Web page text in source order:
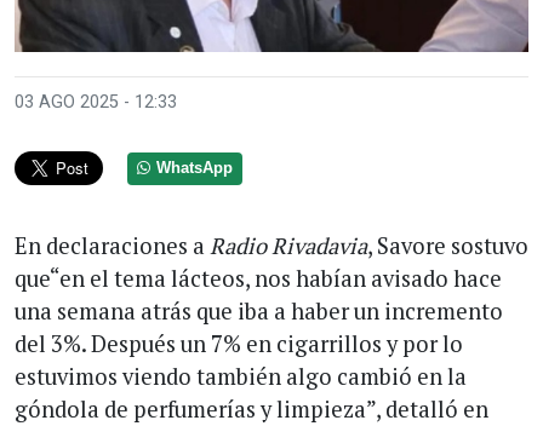
03 AGO 2025 - 12:33
WhatsApp
En declaraciones a Radio Rivadavia, Savore sostuvo
que“en el tema lácteos, nos habían avisado hace
una semana atrás que iba a haber un incremento
del 3%. Después un 7% en cigarrillos y por lo
estuvimos viendo también algo cambió en la
góndola de perfumerías y limpieza”, detalló en